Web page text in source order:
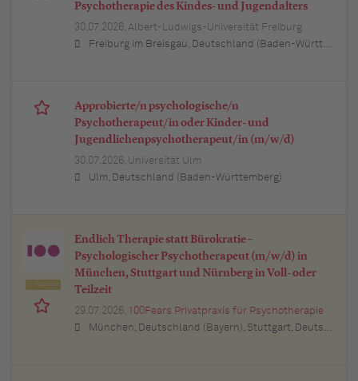
Psychotherapie des Kindes- und Jugendalters
30.07.2026, Albert-Ludwigs-Universität Freiburg
Freiburg im Breisgau, Deutschland (Baden-Württemberg)
Approbierte/n psychologische/n
Psychotherapeut/in oder Kinder- und
Jugendlichenpsychotherapeut/in (m/w/d)
30.07.2026, Universität Ulm
Ulm, Deutschland (Baden-Württemberg)
Endlich Therapie statt Bürokratie –
Psychologischer Psychotherapeut (m/w/d) in
München, Stuttgart und Nürnberg in Voll- oder
Teilzeit
29.07.2026, 100Fears Privatpraxis für Psychotherapie
München, Deutschland (Bayern), Stuttgart, Deutschland (Baden-Württemberg), Nürnberg, Deutschland (Bayern), Esslingen am Neckar, Deutschland (Baden-Württemberg), Ludwigsburg, Deutschland (Baden-Württemberg), Sindelfingen, Deutschland (Baden-Württemberg), Böblingen, Deutschland (Baden-Württemberg), Waiblingen, Deutschland (Baden-Württemberg), Heilbronn, Deutschland (Baden-Württemberg), Reutlingen, Deutschland (Baden-Württemberg), Tübingen, Deutschland (Baden-Württemberg), Aalen, Deutschland (Baden-Württemberg), Schwäbisch Gmünd, Deutschland (Baden-Württemberg), Karlsruhe, Deutschland (Baden-Württemberg), Mannheim, Deutschland (Baden-Württemberg), Ulm, Deutschland (Baden-Württemberg), Pforzheim, Deutschland (Baden-Württemberg), Offenburg, Deutschland (Baden-Württemberg), Göppingen, Deutschland (Baden-Württemberg), Baden-Baden, Deutschland (Baden-Württemberg), Heidenheim an der Brenz, Deutschland (Baden-Württemberg), Ingolstadt, Deutschland (Bayern), Erlangen, Deutschland (Bayern), Regensburg, Deutschland (Bayern), Bamberg, Deutschland (Bayern), Bayreuth, Deutschland (Bayern)